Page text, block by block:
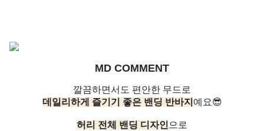
MD COMMENT
깔끔하면서도 편안한 무드로
데일리하게 즐기기 좋은 밴딩 반바지 예요😎
허리 전체 밴딩 디자인 으로